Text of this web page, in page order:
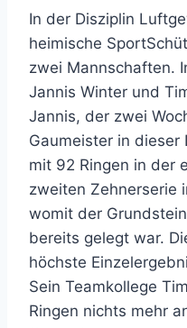
In der Disziplin
heimische
zwei Mannschaften.
Jannis Winter und
Jannis, der zwei
Gaumeister in dieser
mit 92 Ringen in der
zweiten Zehnerserie
womit der
bereits gelegt war.
höchste
Sein Teamkollege
Ringen nichts mehr